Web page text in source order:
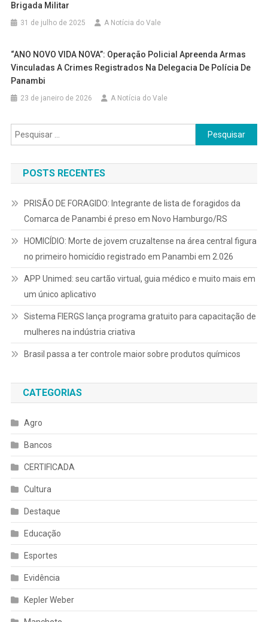
Brigada Militar
31 de julho de 2025 A Notícia do Vale
“ANO NOVO VIDA NOVA”: Operação Policial Apreenda Armas
Vinculadas A Crimes Registrados Na Delegacia De Polícia De
Panambi
23 de janeiro de 2026 A Notícia do Vale
Pesquisar
por:
POSTS RECENTES
PRISÃO DE FORAGIDO: Integrante de lista de foragidos da
Comarca de Panambi é preso em Novo Hamburgo/RS
HOMICÍDIO: Morte de jovem cruzaltense na área central figura
no primeiro homicídio registrado em Panambi em 2.026
APP Unimed: seu cartão virtual, guia médico e muito mais em
um único aplicativo
Sistema FIERGS lança programa gratuito para capacitação de
mulheres na indústria criativa
Brasil passa a ter controle maior sobre produtos químicos
CATEGORIAS
Agro
Bancos
CERTIFICADA
Cultura
Destaque
Educação
Esportes
Evidência
Kepler Weber